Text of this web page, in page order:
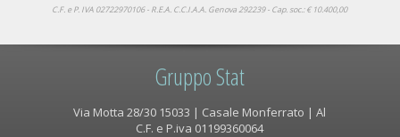
C.F. e P. IVA 02722970106 - R.E.A. C.C.I.A.A. Genova 292239 - Cap. soc.: € 10.400,00
Gruppo Stat
Via Motta 28/30 15033 | Casale Monferrato | Al
C.F. e P.iva 01199360064